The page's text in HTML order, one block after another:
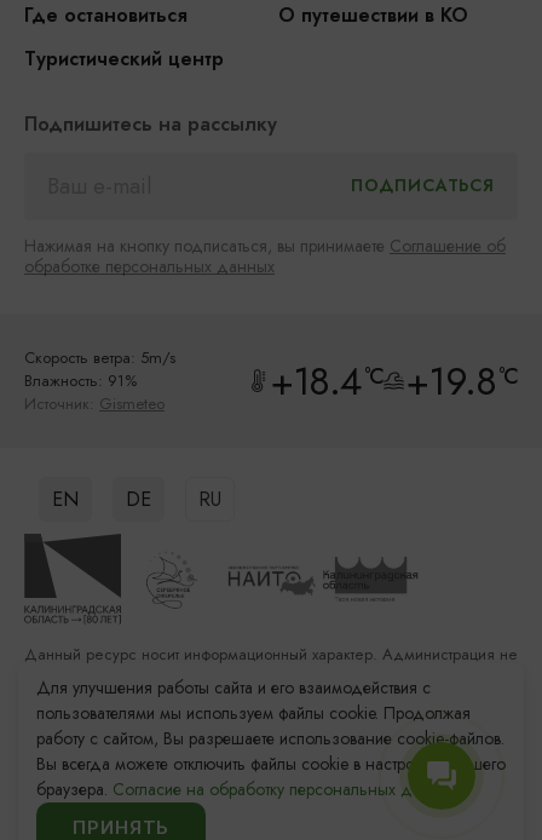
Где остановиться
О путешествии в КО
Туристический центр
Подпишитесь на рассылку
Нажимая на кнопку подписаться, вы принимаете Соглашение об
обработке персональных данных
Скорость ветра: 5m/s
Влажность: 91%
Источник: Gismeteo +18.4°C +19.8°C
EN DE RU
© 2011–2026 «Туристский информационный центр
Калининградской области»
Данный ресурс носит информационный характер. Администрация не
несет ответственности за качество услуг, предоставленных
сторонними организациями
Разработка сайта: «Решение»
Продвижение сайта: Remarka Agency
Для улучшения работы сайта и его взаимодействия с
пользователями мы используем файлы cookie. Продолжая
работу с сайтом, Вы разрешаете использование cookie-файлов.
Вы всегда можете отключить файлы cookie в настройках Вашего
браузера. Согласие на обработку персональных данных.
ПРИНЯТЬ